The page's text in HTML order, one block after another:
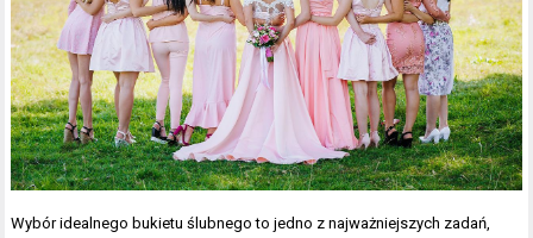
Wybór idealnego bukietu ślubnego to jedno z najważniejszych zadań,